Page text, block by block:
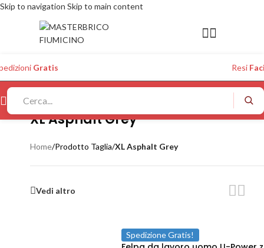
Skip to navigation Skip to main content
Gratis Resi
XL Asphalt Grey
Home/Prodotto Taglia/XL Asphalt Grey
Vedi altro
Spedizione Gratis!